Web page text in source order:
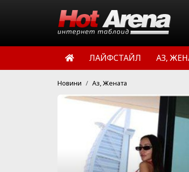
ЛАЙФСТАЙЛ АЗ,
Новини Аз, Жената